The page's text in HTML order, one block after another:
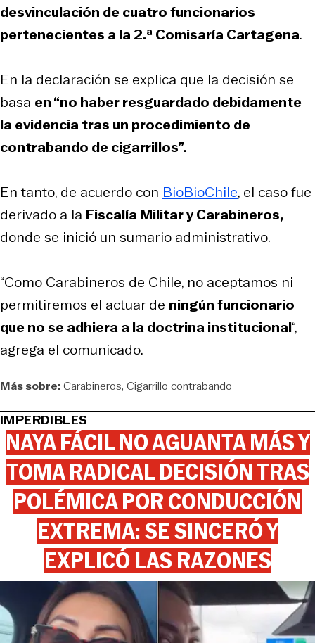
desvinculación de cuatro funcionarios
pertenecientes a la 2.ª Comisaría Cartagena.
En la declaración se explica que la decisión se
basa en “no haber resguardado debidamente
la evidencia tras un procedimiento de
contrabando de cigarrillos”.
En tanto, de acuerdo con BioBioChile, el caso fue
derivado a la Fiscalía Militar y Carabineros,
donde se inició un sumario administrativo.
“Como Carabineros de Chile, no aceptamos ni
permitiremos el actuar de ningún funcionario
que no se adhiera a la doctrina institucional“,
agrega el comunicado.
Más sobre:Carabineros Cigarrillo contrabando
IMPERDIBLES
NAYA FÁCIL NO AGUANTA MÁS Y
TOMA RADICAL DECISIÓN TRAS
POLÉMICA POR CONDUCCIÓN
EXTREMA: SE SINCERÓ Y
EXPLICÓ LAS RAZONES